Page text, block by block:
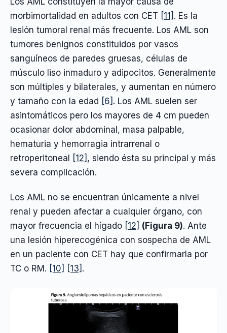
morbimortalidad en adultos con CET [11] . Es la
lesión tumoral renal más frecuente. Los AML son
tumores benignos constituidos por vasos
sanguíneos de paredes gruesas, células de
músculo liso inmaduro y adipocitos. Generalmente
son múltiples y bilaterales, y aumentan en número
y tamaño con la edad [6] . Los AML suelen ser
asintomáticos pero los mayores de 4 cm pueden
ocasionar dolor abdominal, masa palpable,
hematuria y hemorragia intrarrenal o
retroperitoneal
[12] , siendo ésta su principal y más
severa complicación.
Los AML no se encuentran únicamente a nivel
renal y pueden afectar a cualquier órgano, con
mayor frecuencia el hígado [12] (Figura 9). Ante
una lesión hiperecogénica con sospecha de AML
en un paciente con CET hay que confirmarla por
TC o RM. [10] [13] .